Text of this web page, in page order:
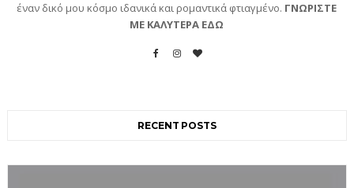
έναν δικό μου κόσμο ιδανικά και ρομαντικά φτιαγμένο. ΓΝΩΡΙΣΤΕ
ΜΕ ΚΑΛΥΤΕΡΑ ΕΔΩ
RECENT POSTS